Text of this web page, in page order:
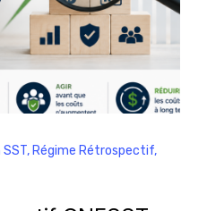
,Régime Rétrospectif,